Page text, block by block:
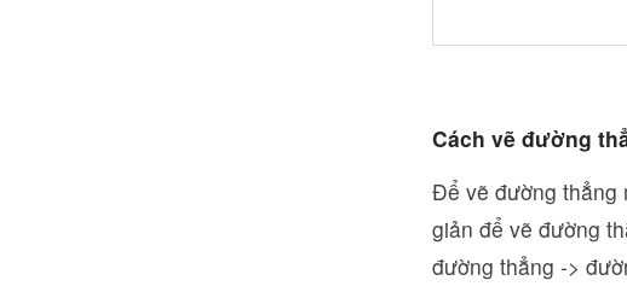
Cách vẽ đường
Để vẽ đường thẳng
giản để vẽ đường
đường thẳng ->